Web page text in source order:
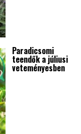
Paradicsomi
teendők a júliusi
veteményesben